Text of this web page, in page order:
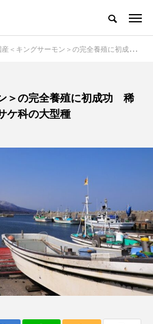
創る
ろう
名まさ
意外と簡単！ 100均で
買った道具で＜魚のは
く製＞を作ってみた
夏休みの自由研究にい
かが？
みのり
2026.06.02
＜キングサーモン＞の完全養殖に初成功 稀にしか漁獲されないサケ科の大型種
＞の完全養殖に初成功 稀
ケ科の大型種